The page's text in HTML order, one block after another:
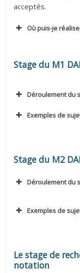
acceptés.
Où puis-je
Ecologie
Stage du M1
Déroulement du
Exemples de
Stage du M2
Déroulement du
Exemples de
Le stage de
notation